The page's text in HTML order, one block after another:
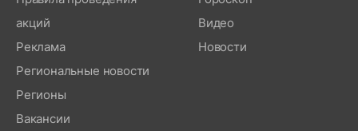
акций
Реклама
Региональные новости
Регионы
Вакансии
Видео
Новости